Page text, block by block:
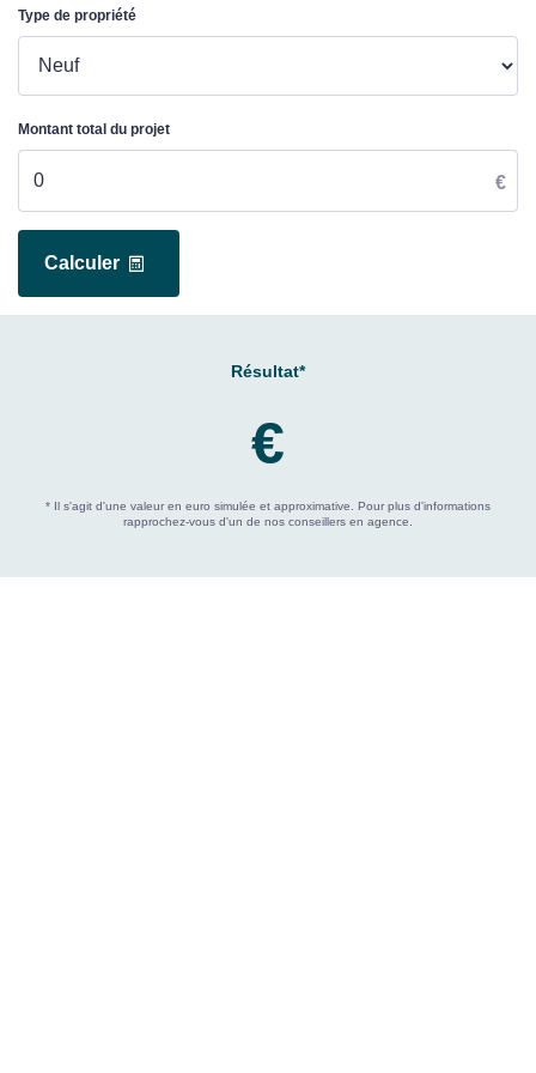
Type de propriété
Montant total du projet
€
Calculer
Résultat*
€
* Il s'agit d'une valeur en euro simulée et approximative. Pour plus d'informations
rapprochez-vous d'un de nos conseillers en agence.